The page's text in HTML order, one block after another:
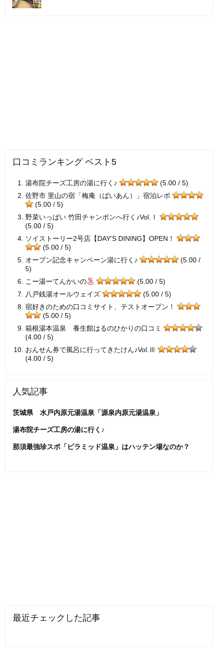
口コミランキング ベスト5
湯布院チーズ工房の湯に行く♪
(5.00 / 5)
佐野市 里山の宿「梅庵（ばいあん）」宿泊レポ
(5.00 / 5)
野菜いっぱい 竹田チャンポンへ行く♪Vol.Ⅰ
(5.00 / 5)
ソイストーリー2号店【DAY'S DINING】OPEN！
(5.00 / 5)
オープン記念キャンペーン湯に行く♪
(5.00 /
5)
こー湯ーてんかいの
(5.00 / 5)
八戸銭湯オールウェイズ
(5.00 / 5)
宿好きのための口コミサイト、テストオープン！
(5.00 / 5)
箱根湯本温泉 養生館はるのひかりの口コミ
(4.00 / 5)
おんせん券で風呂に行ってきたけん♪Vol.Ⅲ
(4.00 / 5)
人気記事
茨城県 水戸内原元湯温泉「源泉内原元湯温泉」
湯布院チーズ工房の湯に行く♪
那須最強珍スポ「ピラミッド温泉」はハッテン場なのか？
最近チェックした記事